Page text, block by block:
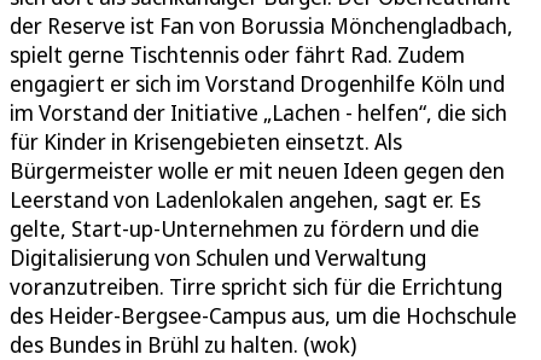
der Reserve ist Fan von Borussia Mönchengladbach,
spielt gerne Tischtennis oder fährt Rad. Zudem
engagiert er sich im Vorstand Drogenhilfe Köln und
im Vorstand der Initiative „Lachen - helfen“, die sich
für Kinder in Krisengebieten einsetzt. Als
Bürgermeister wolle er mit neuen Ideen gegen den
Leerstand von Ladenlokalen angehen, sagt er. Es
gelte, Start-up-Unternehmen zu fördern und die
Digitalisierung von Schulen und Verwaltung
voranzutreiben. Tirre spricht sich für die Errichtung
des Heider-Bergsee-Campus aus, um die Hochschule
des Bundes in Brühl zu halten. (wok)